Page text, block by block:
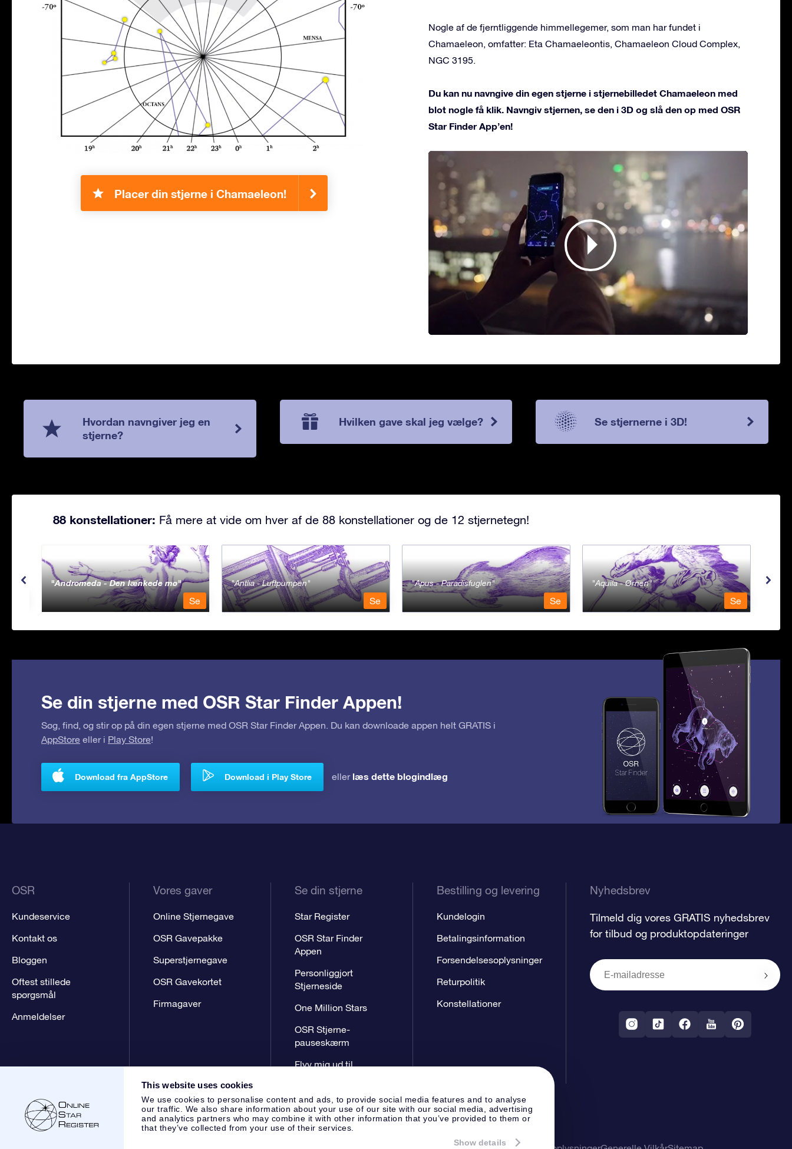
This website uses cookies
We use cookies to personalise content and ads, to provide social media features and to analyse
our traffic. We also share information about your use of our site with our social media, advertising
and analytics partners who may combine it with other information that you’ve provided to them or
that they’ve collected from your use of their services.
Show details
Placer din stjerne i Chamaeleon!
Nogle af de fjerntliggende himmellegemer, som man har fundet i
Chamaeleon, omfatter: Eta Chamaeleontis, Chamaeleon Cloud Complex,
NGC 3195.
Du kan nu navngive din egen stjerne i stjernebilledet Chamaeleon med
blot nogle få klik. Navngiv stjernen, se den i 3D og slå den op med OSR
Star Finder App’en!
Hvordan navngiver jeg en
stjerne?
Hvilken gave skal jeg vælge? Se stjernerne i 3D!
88 konstellationer: Få mere at vide om hver af de 88 konstellationer og de 12 stjernetegn!
Andromeda - Den lænkede mø
Se
Antlia - Luftpumpen
Se
Apus - Paradisfuglen
Se
Aquila - Ørnen
Se
Se din stjerne med OSR Star Finder Appen!
Søg, find, og stir op på din egen stjerne med OSR Star Finder Appen. Du kan downloade appen helt GRATIS i
AppStore eller i Play Store!
Download fra AppStore Download i Play Store eller læs dette blogindlæg
OSR
Kundeservice
Kontakt os
Bloggen
Oftest stillede
spørgsmål
Anmeldelser
Vores gaver
Online Stjernegave
OSR Gavepakke
Superstjernegave
OSR Gavekortet
Firmagaver
Se din stjerne
Star Register
OSR Star Finder
Appen
Personliggjort
Stjerneside
One Million Stars
OSR Stjerne-
pauseskærm
Flyv mig ud til
Bestilling og levering
Kundelogin
Betalingsinformation
Forsendelsesoplysninger
Returpolitik
Konstellationer
Nyhedsbrev
Tilmeld dig vores GRATIS nyhedsbrev
for tilbud og produktopdateringer